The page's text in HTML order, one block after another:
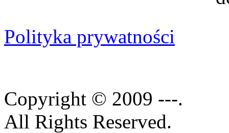
Polityka prywatności
Copyright © 2009 ---.
All Rights Reserved.